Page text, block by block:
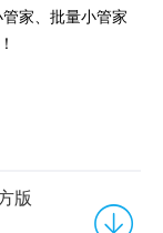
家、批量小管家
版